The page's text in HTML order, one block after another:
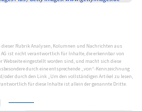
dieser Rubrik Analysen, Kolumnen und Nachrichten aus
AG ist nicht verantwortlich für Inhalte, die erkennbar von
Webseite eingestellt worden sind, und macht sich diese
durch eine entsprechende „von“-Kennzeichnung
durch den Link „Um den vollständigen Artikel zu lesen,
für diese Inhalte ist allein der genannte Dritte.